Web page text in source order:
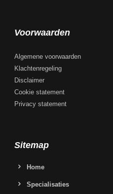
Voorwaarden
Algemene voorwaarden
Klachtenregeling
Disclaimer
Cookie statement
Privacy statement
Sitemap
Home
Specialisaties